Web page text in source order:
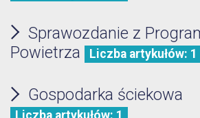
Sprawozdanie z
Powietrza
Liczba artykułów: 1
Gospodarka ściekowa